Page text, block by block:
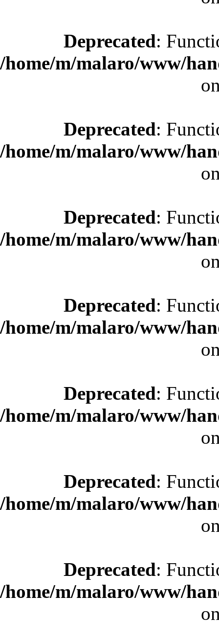
Deprecated:
/home/m/malaro/www/
Deprecated:
/home/m/malaro/www/
Deprecated:
/home/m/malaro/www/
Deprecated:
/home/m/malaro/www/
Deprecated:
/home/m/malaro/www/
Deprecated:
/home/m/malaro/www/
Deprecated:
/home/m/malaro/www/